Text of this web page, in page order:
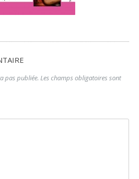
pas publiée. Les champs obligatoires sont